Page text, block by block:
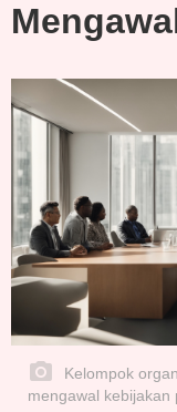
Kelompok
mengawal kebijakan